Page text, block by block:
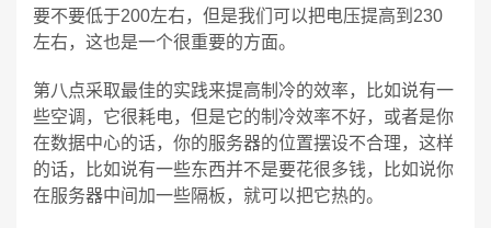
要不要低于200左右，但是我们可以把电压提高到230
左右，这也是一个很重要的方面。
第八点采取最佳的实践来提高制冷的效率，比如说有一
些空调，它很耗电，但是它的制冷效率不好，或者是你
在数据中心的话，你的服务器的位置摆设不合理，这样
的话，比如说有一些东西并不是要花很多钱，比如说你
在服务器中间加一些隔板，就可以把它热的。